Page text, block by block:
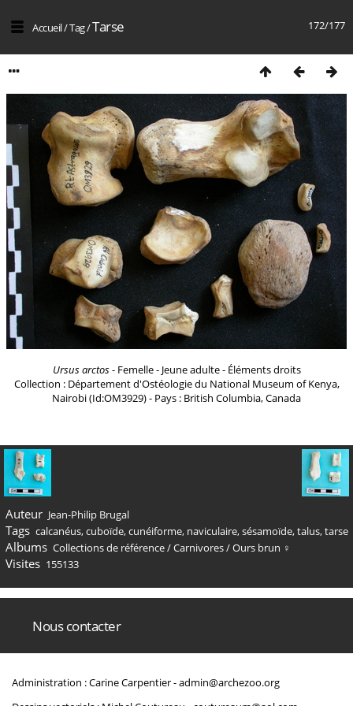
172/177
Accueil/Tag/Tarse
Ursus arctos- Femelle - Jeune adulte - Éléments droits
Collection : Département d'Ostéologie du National Museum of Kenya,
Nairobi (Id:OM3929) - Pays : British Columbia, Canada
Auteur Jean-Philip Brugal
Tags calcanéus,cuboïde,cunéiforme, naviculaire,sésamoïde,talus,tarse
Albums Collections de référence/Carnivores/Ours brun ♀
Visites 155133
Nous contacter
Administration : Carine Carpentier -admin@archezoo.org